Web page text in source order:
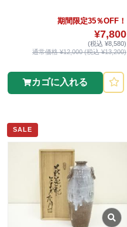
期間限定35％OFF！
¥7,800
(税込 ¥8,580)
通常価格 ¥12,000 (税込 ¥13,200)
カゴに入れる
SALE